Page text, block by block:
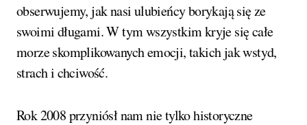
obserwujemy, jak nasi ulubieńcy borykają się ze
swoimi długami. W tym wszystkim kryje się całe
morze skomplikowanych emocji, takich jak wstyd,
strach i chciwość.
Rok 2008 przyniósł nam nie tylko historyczne